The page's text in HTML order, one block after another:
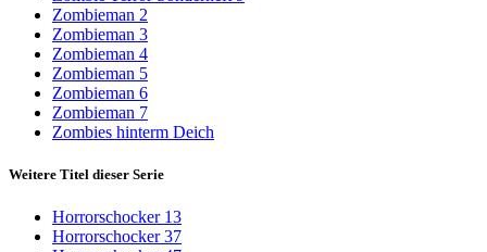
Zombieman 2
Zombieman 3
Zombieman 4
Zombieman 5
Zombieman 6
Zombieman 7
Zombies hinterm Deich
Weitere Titel dieser Serie
Horrorschocker 13
Horrorschocker 37